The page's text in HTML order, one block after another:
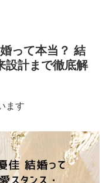
って本当？ 結
設計まで徹底解
ます